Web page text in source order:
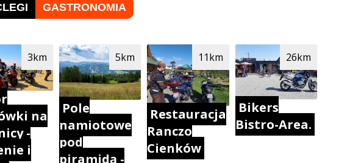
GASTRONOMIA
na
-
i
3km
Pole
namiotowe
pod
piramidą -
5km
Restauracja
Ranczo
Cienków
11km
Bikers
Bistro-Area.
26km